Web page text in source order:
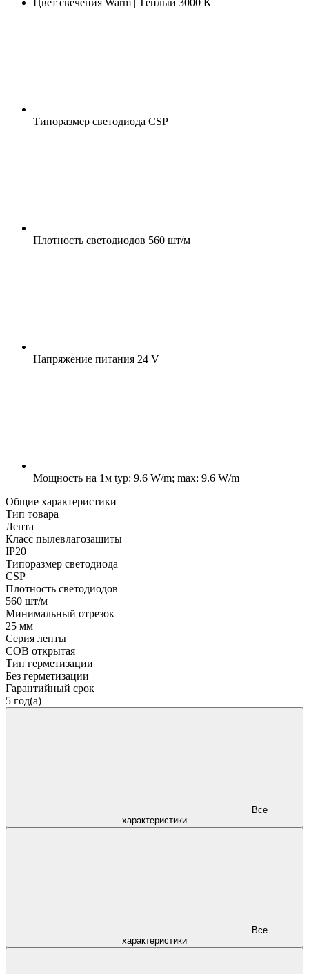
Типоразмер светодиода CSP
Плотность светодиодов 560 шт/м
Напряжение питания 24 V
Мощность на 1м typ: 9.6 W/m; max: 9.6 W/m
Общие характеристики
Тип товара
Лента
Класс пылевлагозащиты
IP20
Типоразмер светодиода
CSP
Плотность светодиодов
560 шт/м
Минимальный отрезок
25 мм
Серия ленты
COB открытая
Тип герметизации
Без герметизации
Гарантийный срок
5 год(а)
характеристики
характеристики